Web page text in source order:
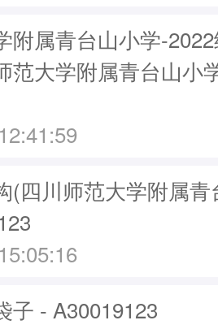
附属青台山小学-
范大学附属青台山小
(四川师范大学附属
子 - A30019123